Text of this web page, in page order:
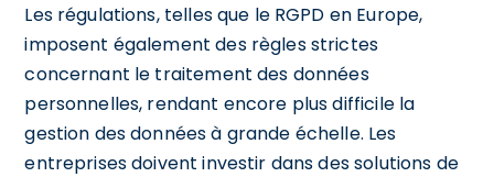
Les régulations, telles que le RGPD en Europe,
imposent également des règles strictes
concernant le traitement des données
personnelles, rendant encore plus difficile la
gestion des données à grande échelle. Les
entreprises doivent investir dans des solutions de